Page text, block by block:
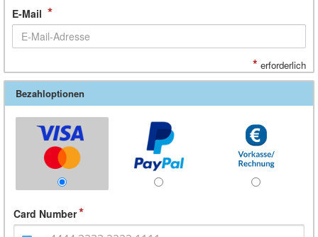
E-Mail *
* erforderlich
Bezahloptionen
Card Number